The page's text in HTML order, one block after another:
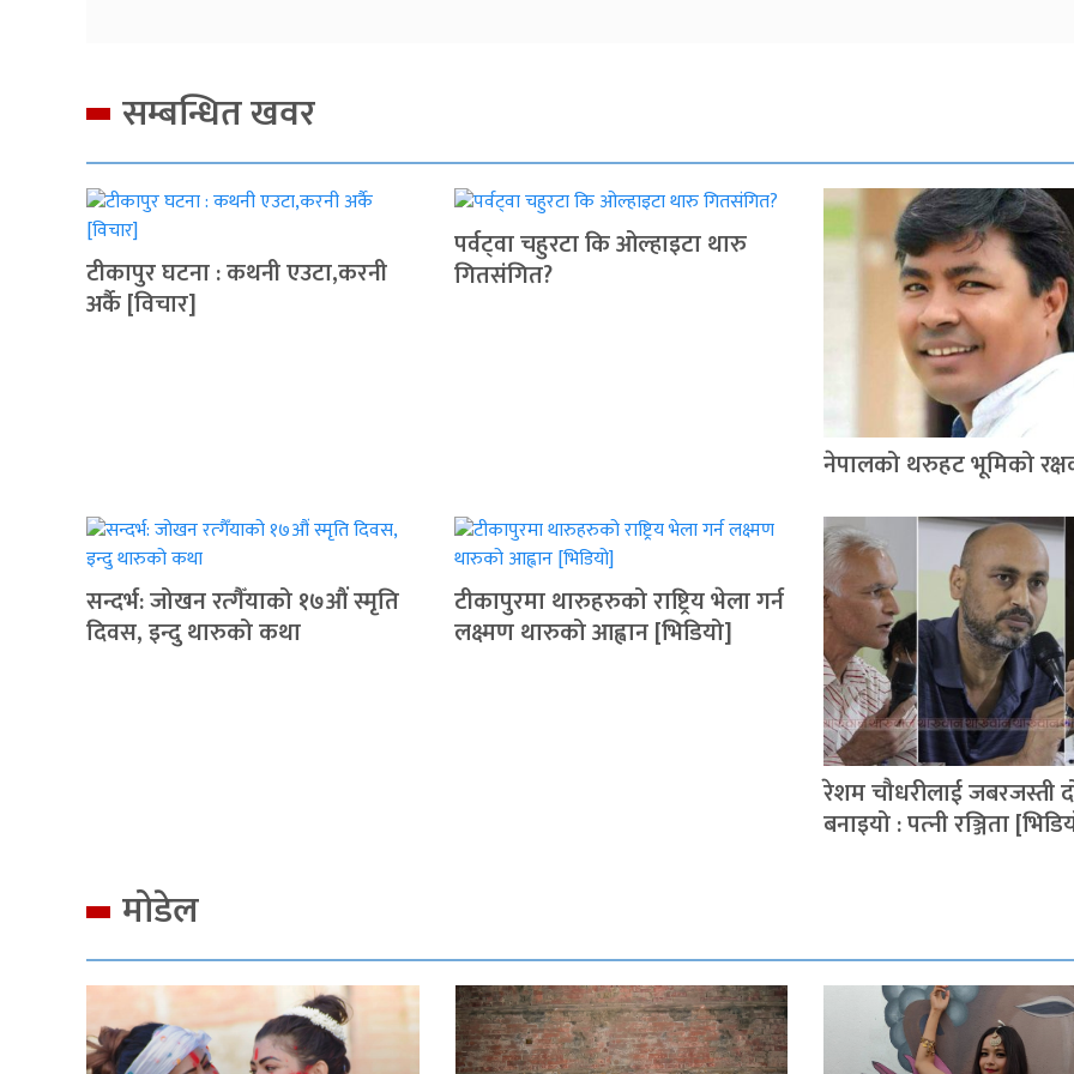
सम्बन्धित खवर
टीकापुर घटना : कथनी एउटा,करनी
अर्कै [विचार]
पर्वट्‍वा चहुरटा कि ओल्हाइटा थारु
गितसंगित?
नेपालको थरुहट भूमिको
सन्दर्भ: जोखन रत्गैँयाको १७औं स्मृति
दिवस, इन्दु थारुको कथा
टीकापुरमा थारुहरुको राष्ट्रिय भेला गर्न
लक्ष्मण थारुको आह्वान [भिडियो]
रेशम चौधरीलाई जबरजस्ती
बनाइयो : पत्‍नी रञ्जिता
मोडेल